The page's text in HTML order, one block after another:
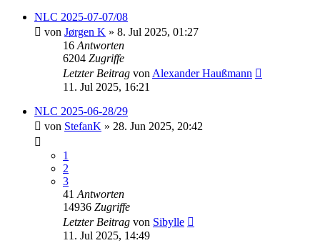
NLC 2025-07-07/08
von Jørgen K » 8. Jul 2025, 01:27
16 Antworten
6204 Zugriffe
Letzter Beitrag von Alexander Haußmann
11. Jul 2025, 16:21
NLC 2025-06-28/29
von StefanK » 28. Jun 2025, 20:42
1
2
3
41 Antworten
14936 Zugriffe
Letzter Beitrag von Sibylle
11. Jul 2025, 14:49